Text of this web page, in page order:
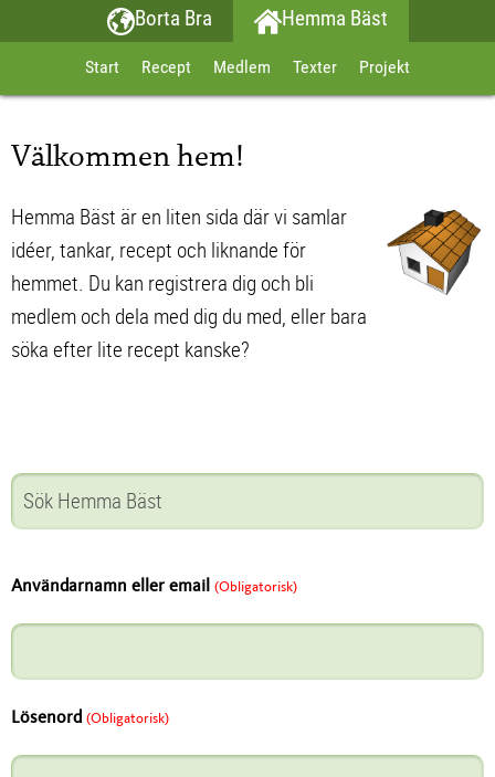
Borta Bra Hemma Bäst
Start Recept Medlem Texter Projekt
Välkommen hem!
Hemma Bäst är en liten sida där vi samlar
idéer, tankar, recept och liknande för
hemmet. Du kan registrera dig och bli
medlem och dela med dig du med, eller bara
söka efter lite recept kanske?
Användarnamn eller email (Obligatorisk)
Lösenord (Obligatorisk)